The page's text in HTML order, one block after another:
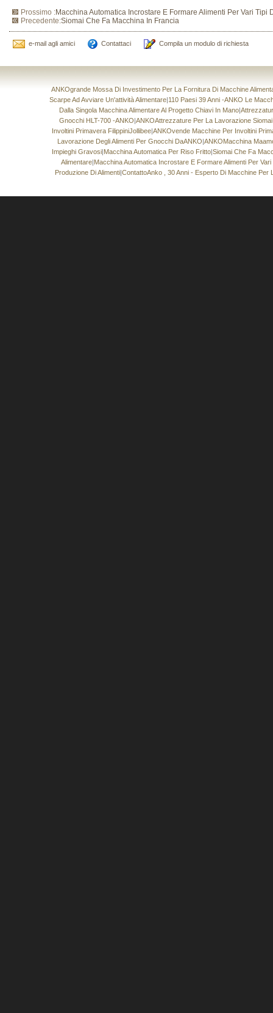
Prossimo :Macchina Automatica Incrostare E Formare Alimenti Per Vari Tipi
Precedente:Siomai Che Fa Macchina In Francia
e-mail agli amici Contattaci Compila un modulo di richiesta
ANKOgrande Mossa Di Investimento Per La Fornitura Di Macchine
Scarpe Ad Avviare Un'attività Alimentare|110 Paesi 39 Anni -ANKO Le
Dalla Singola Macchina Alimentare Al Progetto Chiavi In ​​mano|
Gnocchi HLT-700 -ANKO|ANKOAttrezzature Per La Lavorazione
Involtini Primavera FilippiniJollibee|ANKOvende Macchine Per Involtini
Lavorazione Degli Alimenti Per Gnocchi DaANKO|ANKOMacchina
Impieghi Gravosi|Macchina Automatica Per Riso Fritto|Siomai Che Fa
Alimentare|Macchina Automatica Incrostare E Formare Alimenti Per
Produzione Di Alimenti|ContattoAnko , 30 Anni - Esperto Di Macchine Per